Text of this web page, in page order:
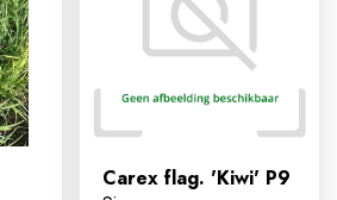
Carex flag. 'Kiwi' P9